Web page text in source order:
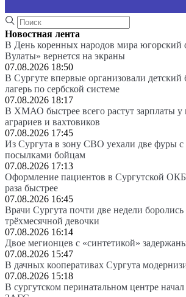
Новостная лента
В День коренных народов мира югорский
Вулаты» вернется на экраны
07.08.2026 18:50
В Сургуте впервые организовали детский
лагерь по сербской системе
07.08.2026 18:17
В ХМАО быстрее всего растут зарплаты у
аграриев и вахтовиков
07.08.2026 17:45
Из Сургута в зону СВО уехали две фуры с
посылками бойцам
07.08.2026 17:13
Оформление пациентов в Сургутской ОКБ
раза быстрее
07.08.2026 16:45
Врачи Сургута почти две недели боролись
трёхмесячной девочки
07.08.2026 16:14
Двое мегионцев с «синтетикой»
07.08.2026 15:47
В дачных кооперативах Сургута
07.08.2026 15:18
В сургутском перинатальном центре начал